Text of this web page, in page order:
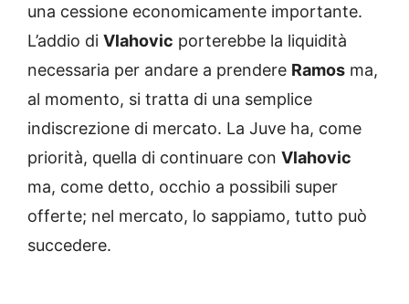
una cessione economicamente importante.
L’addio di Vlahovic porterebbe la liquidità
necessaria per andare a prendere Ramos ma,
al momento, si tratta di una semplice
indiscrezione di mercato. La Juve ha, come
priorità, quella di continuare con Vlahovic
ma, come detto, occhio a possibili super
offerte; nel mercato, lo sappiamo, tutto può
succedere.